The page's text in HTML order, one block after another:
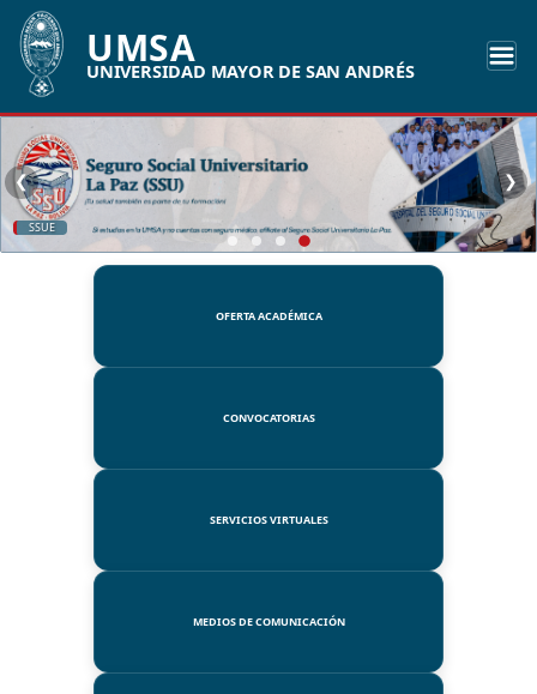
UMSA
UNIVERSIDAD MAYOR DE SAN ANDRÉS
SSUE
❮ ❯
OFERTA ACADÉMICA
CONVOCATORIAS
SERVICIOS VIRTUALES
MEDIOS DE COMUNICACIÓN